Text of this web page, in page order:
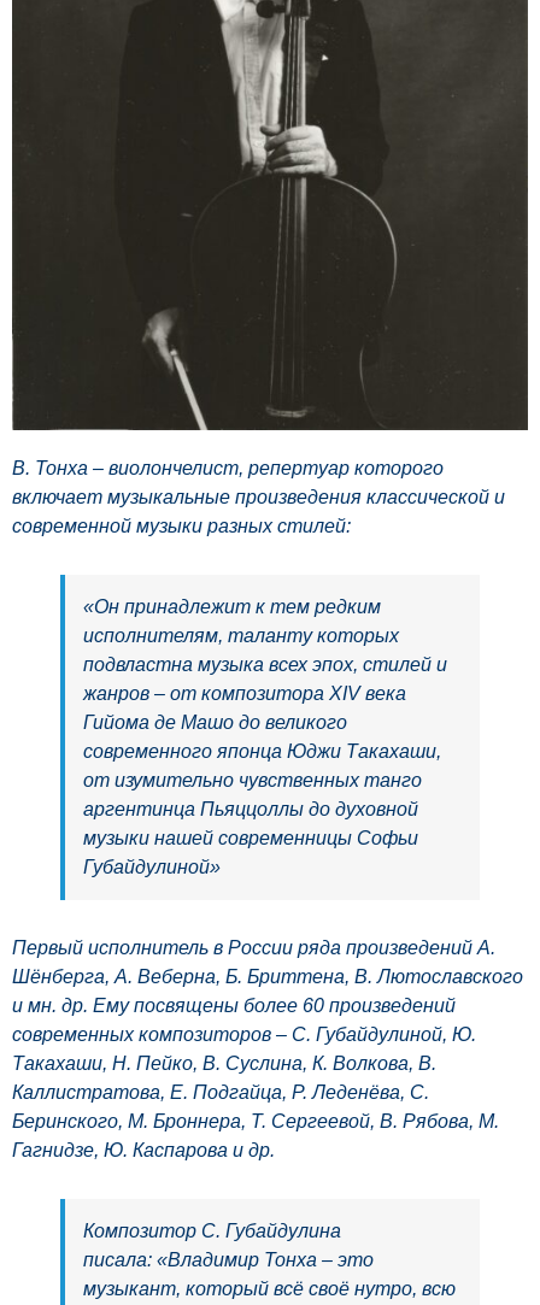
В. Тонха – виолончелист, репертуар которого
включает музыкальные произведения классической и
современной музыки разных стилей:
«Он принадлежит к тем редким
исполнителям, таланту которых
подвластна музыка всех эпох, стилей и
жанров – от композитора XIV века
Гийома де Машо до великого
современного японца Юджи Такахаши,
от изумительно чувственных танго
аргентинца Пьяццоллы до духовной
музыки нашей современницы Софьи
Губайдулиной»
Первый исполнитель в России ряда произведений А.
Шёнберга, А. Веберна, Б. Бриттена, В. Лютославского
и мн. др. Ему посвящены более 60 произведений
современных композиторов – С. Губайдулиной, Ю.
Такахаши, Н. Пейко, В. Суслина, К. Волкова, В.
Каллистратова, Е. Подгайца, Р. Леденёва, С.
Беринского, М. Броннера, Т. Сергеевой, В. Рябова, М.
Гагнидзе, Ю. Каспарова и др.
Композитор С. Губайдулина
писала: «Владимир Тонха – это
музыкант, который всё своё нутро, всю